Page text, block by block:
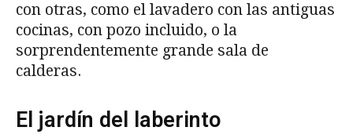
con otras, como el lavadero con las antiguas
cocinas, con pozo incluido, o la
sorprendentemente grande sala de
calderas.
El jardín del laberinto